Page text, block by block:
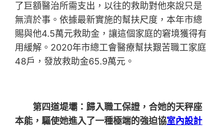
了巨額醫治所需支出，以往的救助對他來說只是
無濟於事。依據最新實施的幫扶尺度，本年市總
賜與他4.5萬元救助金，讓這個家庭的窘境獲得有
用緩解。2020年市總工會醫療幫扶艱苦職工家庭
48戶，發放救助金65.9萬元。
第四道堤壩：歸入職工保證，合她的天秤座
本能，驅使她進入了一種極端的強迫協室內設計